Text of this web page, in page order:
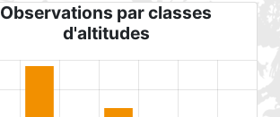
Observations par classes
d'altitudes